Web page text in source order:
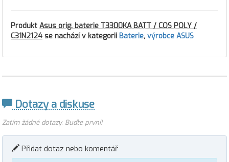
Produkt Asus orig. baterie T3300KA BATT / COS POLY /
C31N2124 se nachází v kategorii Baterie, výrobce ASUS
Dotazy a diskuse
Zatím žádné dotazy. Buďte první!
Přidat dotaz nebo komentář